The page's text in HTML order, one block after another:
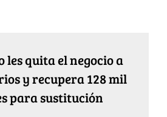
les quita el negocio a
y recupera 128 mil
para sustitución